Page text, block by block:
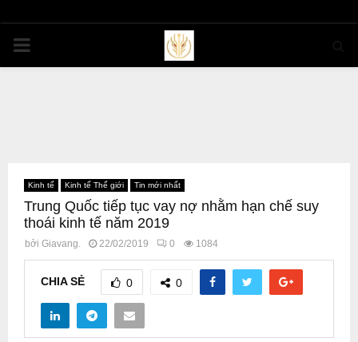
PRIMARY
Kinh tế Kinh tế Thế giới Tin mới nhất
Trung Quốc tiếp tục vay nợ nhằm hạn chế suy
thoái kinh tế năm 2019
bởi Giavang. 22/02/2019 0 1084
CHIA SẺ 0 0